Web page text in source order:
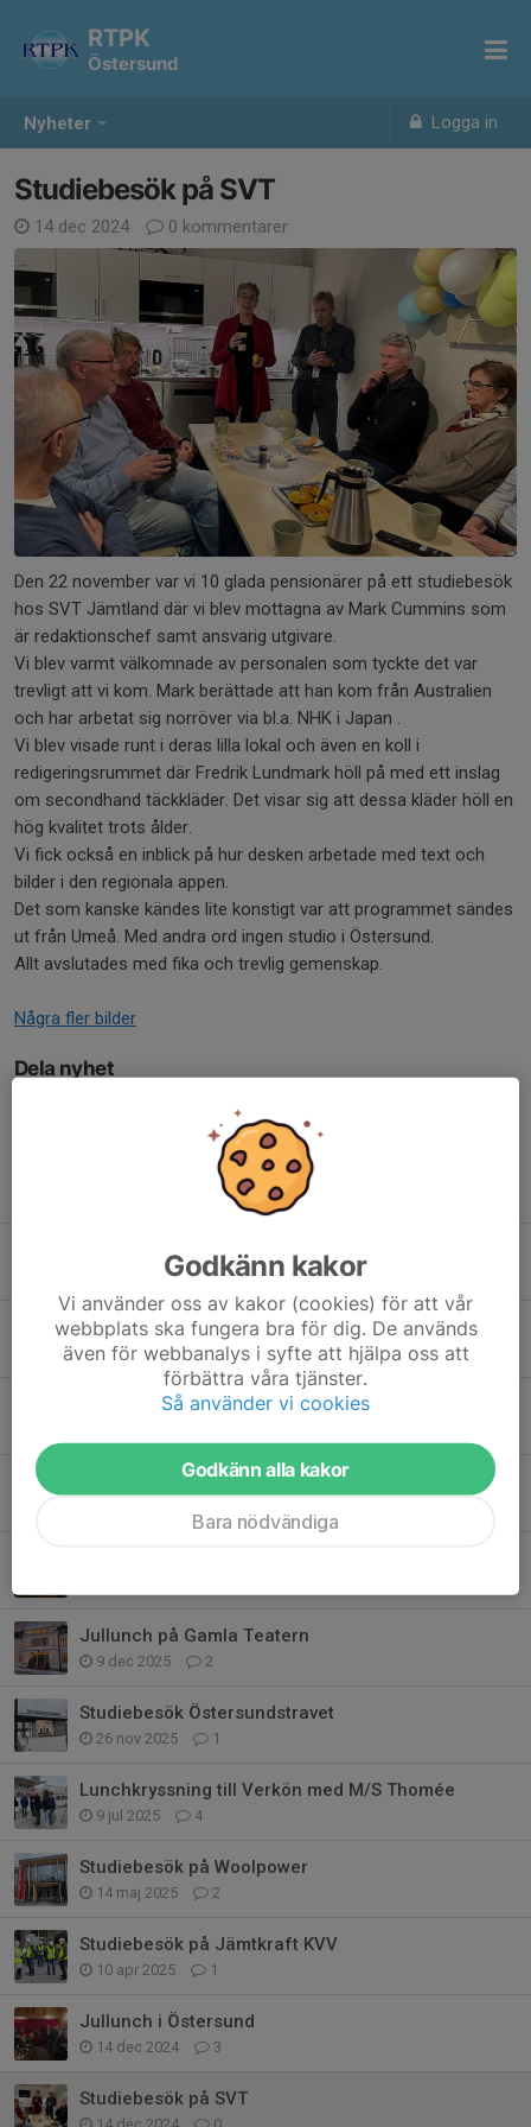
Nyheter Logga in
RTPK
Östersund
Studiebesök på SVT
14 dec 2024 0 kommentarer
Den 22 november var vi 10 glada pensionärer på ett studiebesök
hos SVT Jämtland där vi blev mottagna av Mark Cummins som
är redaktionschef samt ansvarig utgivare.
Vi blev varmt välkomnade av personalen som tyckte det var
trevligt att vi kom. Mark berättade att han kom från Australien
och har arbetat sig norröver via bl.a. NHK i Japan .
Vi blev visade runt i deras lilla lokal och även en koll i
redigeringsrummet där Fredrik Lundmark höll på med ett inslag
om secondhand täckkläder. Det visar sig att dessa kläder höll en
hög kvalitet trots ålder.
Vi fick också en inblick på hur desken arbetade med text och
bilder i den regionala appen.
Det som kanske kändes lite konstigt var att programmet sändes
ut från Umeå. Med andra ord ingen studio i Östersund.
Allt avslutades med fika och trevlig gemenskap.
Några fler bilder
Dela nyhet
RTPK Östersund provade på boule
12 jun, 18:00 1
Studiebesök på Sports Tech Research Centre
29 mar, 17:11 1
Studiebesök på Frösö Handtryck
Årsmöte på Östersund Arena
Jullunch på Gamla Teatern
9 dec 2025 2
Studiebesök Östersundstravet
26 nov 2025 1
Lunchkryssning till Verkön med M/S Thomée
9 jul 2025 4
Studiebesök på Woolpower
14 maj 2025 2
Studiebesök på Jämtkraft KVV
10 apr 2025 1
Jullunch i Östersund
14 dec 2024 3
Studiebesök på SVT
Godkänn kakor
Vi använder oss av kakor (cookies) för att vår
webbplats ska fungera bra för dig. De används
även för webbanalys i syfte att hjälpa oss att
förbättra våra tjänster.
Så använder vi cookies
Godkänn alla kakor
Bara nödvändiga